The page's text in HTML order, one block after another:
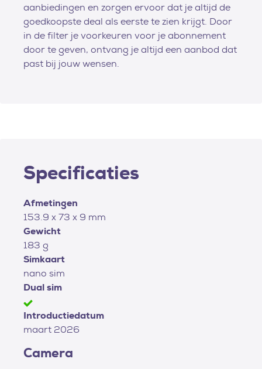
aanbiedingen en zorgen ervoor dat je altijd de
goedkoopste deal als eerste te zien krijgt. Door
in de filter je voorkeuren voor je abonnement
door te geven, ontvang je altijd een aanbod dat
past bij jouw wensen.
Specificaties
Afmetingen
153.9 x 73 x 9 mm
Gewicht
183 g
Simkaart
nano sim
Dual sim
Introductiedatum
maart 2026
Camera